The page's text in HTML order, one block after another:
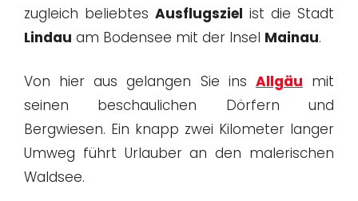
zugleich beliebtes Ausflugsziel ist die Stadt
Lindau am Bodensee mit der Insel Mainau.
Von hier aus gelangen Sie ins Allgäu mit
seinen beschaulichen Dörfern und
Bergwiesen. Ein knapp zwei Kilometer langer
Umweg führt Urlauber an den malerischen
Waldsee.